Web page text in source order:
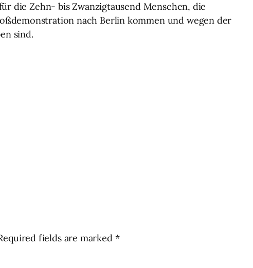
die Zehn- bis Zwanzigtausend Menschen, die
nach Berlin kommen und wegen der
sind.
fields are marked *